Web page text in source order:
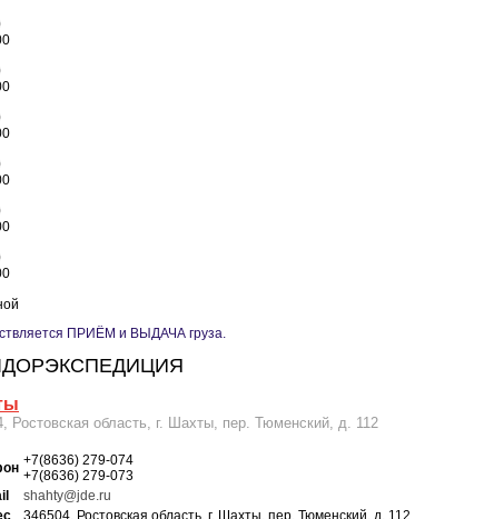
ПРИЁМ и ВЫДАЧА груза.
Ростовская область, г. Шахты, пер. Тюменский, д. 112
+7(8636) 279-074
+7(8636) 279-073
shahty@jde.ru
346504, Ростовская область, г. Шахты, пер. Тюменский, д. 112